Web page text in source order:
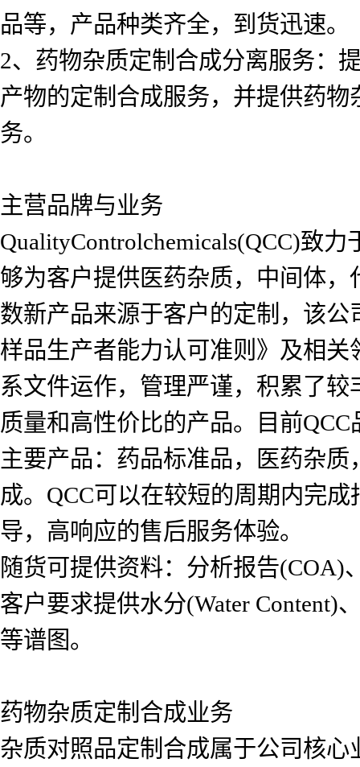
品等，产品种类齐全，到货迅速。
2、药物杂质定制合成分离服务：
产物的定制合成服务，并提供药
务。
主营品牌与业务
QualityControlchemicals(QCC)致
够为客户提供医药杂质，中间体
数新产品来源于客户的定制，该公
样品生产者能力认可准则》及相
系文件运作，管理严谨，积累了
质量和高性价比的产品。目前
主要产品：药品标准品，医药杂
成。QCC可以在较短的周期内完
导，高响应的售后服务体验。
随货可提供资料：分析报告(COA)
客户要求提供水分(Water Content)
等谱图。
药物杂质定制合成业务
杂质对照品定制合成属于公司核